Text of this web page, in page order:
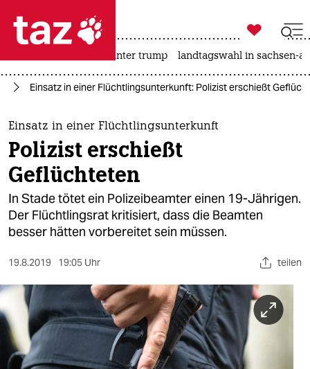
 taz zahl ich
taz zahl ich
themen
politik
öko
gesellschaft
sport
berlin
nord

taz zahl ich
usa unter trump landtagswahl in sachsen-
Einsatz in einer Flüchtlingsunterkunft: Polizist erschießt
Einsatz in einer Flüchtlingsunterkunft
Polizist erschießt
Geflüchteten
In Stade tötet ein Polizeibeamter einen 19-Jährigen.
Der Flüchtlingsrat kritisiert, dass die Beamten
besser hätten vorbereitet sein müssen.
19.8.2019 19:05 Uhr teilen